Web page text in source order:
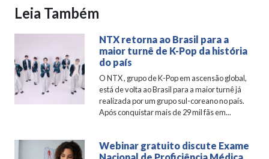
Leia Também
NTX retorna ao Brasil para a
maior turnê de K-Pop da história
do país
O NTX , grupo de K-Pop em ascensão global,
está de volta ao Brasil para a maior turnê já
realizada por um grupo sul-coreano no país.
Após conquistar mais de 29 mil fãs em...
Webinar gratuito discute Exame